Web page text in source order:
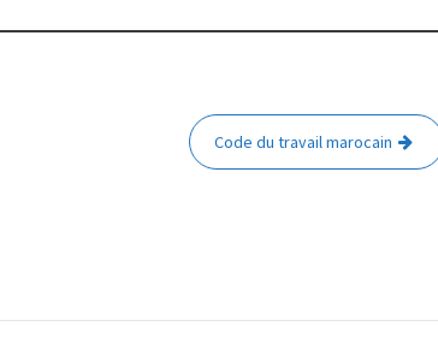
Code du travail marocain